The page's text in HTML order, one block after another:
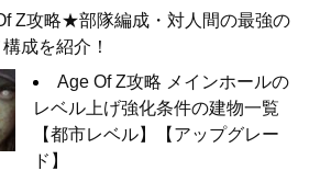
Z攻略★部隊編成・対人間の最強の
成を紹介！
Age Of Z攻略 メインホールの
レベル上げ強化条件の建物一覧
【都市レベル】【アップグレー
ド】